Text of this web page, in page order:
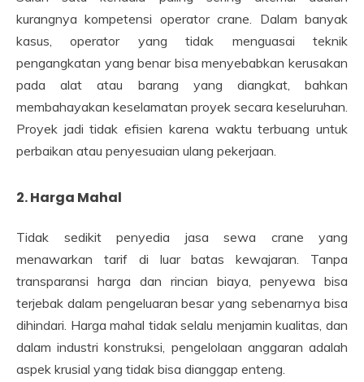
kurangnya kompetensi operator crane. Dalam banyak
kasus, operator yang tidak menguasai teknik
pengangkatan yang benar bisa menyebabkan kerusakan
pada alat atau barang yang diangkat, bahkan
membahayakan keselamatan proyek secara keseluruhan.
Proyek jadi tidak efisien karena waktu terbuang untuk
perbaikan atau penyesuaian ulang pekerjaan.
2. Harga Mahal
Tidak sedikit penyedia jasa sewa crane yang
menawarkan tarif di luar batas kewajaran. Tanpa
transparansi harga dan rincian biaya, penyewa bisa
terjebak dalam pengeluaran besar yang sebenarnya bisa
dihindari. Harga mahal tidak selalu menjamin kualitas, dan
dalam industri konstruksi, pengelolaan anggaran adalah
aspek krusial yang tidak bisa dianggap enteng.